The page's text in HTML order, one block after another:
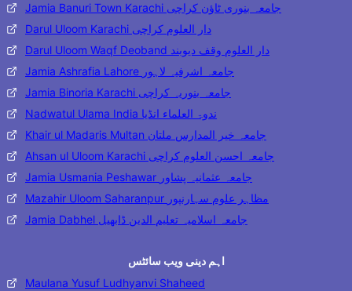
Jamia Banuri Town Karachi جامعہ بنوری ٹاؤن کراچی
Darul Uloom Karachi دار العلوم کراچی
Darul Uloom Waqf Deoband دار العلوم وقف دیوبند
Jamia Ashrafia Lahore جامعہ اشرفیہ لاہور
Jamia Binoria Karachi جامعہ بنوریہ کراچی
Nadwatul Ulama India ندوۃ العلماء انڈیا
Khair ul Madaris Multan جامعہ خیر المدارس ملتان
Ahsan ul Uloom Karachi جامعہ احسن العلوم کراچی
Jamia Usmania Peshawar جامعہ عثمانیہ پشاور
Mazahir Uloom Saharanpur مظاہر علوم سہارنپور
Jamia Dabhel جامعہ اسلامیہ تعلیم الدین ڈابھیل
اہم دینی ویب سائٹس
Maulana Yusuf Ludhyanvi Shaheed